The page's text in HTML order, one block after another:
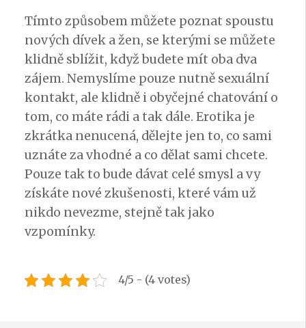
Tímto způsobem můžete poznat spoustu
nových dívek a žen, se kterými se můžete
klidně sblížit, když budete mít oba dva
zájem. Nemyslíme pouze nutně sexuální
kontakt, ale klidně i obyčejné chatování o
tom, co máte rádi a tak dále. Erotika je
zkrátka nenucená, dělejte jen to, co sami
uznáte za vhodné a co dělat sami chcete.
Pouze tak to bude dávat celé smysl a vy
získáte nové zkušenosti, které vám už
nikdo nevezme, stejně tak jako
vzpomínky.
4/5 - (4 votes)